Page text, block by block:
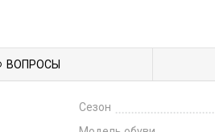
ВОПРОСЫ
Сезон